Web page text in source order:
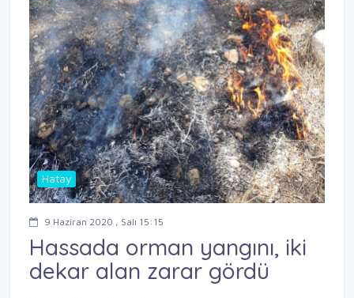
Hatay
9 Haziran 2020 , Salı 15:15
Hassada orman yangını, iki
dekar alan zarar gördü